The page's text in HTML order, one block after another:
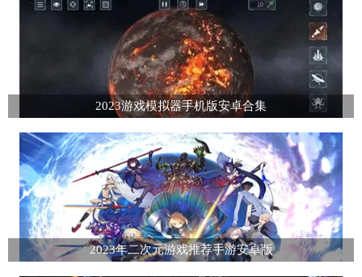
2023游戏模拟器手机版安卓合集
2023年二次元游戏推荐手游安卓版